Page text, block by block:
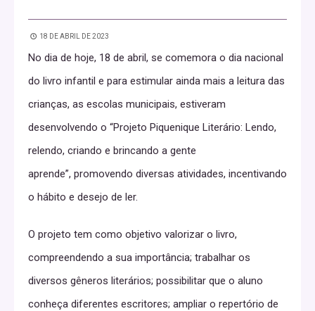
18 DE ABRIL DE 2023
No dia de hoje, 18 de abril, se comemora o dia nacional
do livro infantil e para estimular ainda mais a leitura das
crianças, as escolas municipais, estiveram
desenvolvendo o “Projeto Piquenique Literário: Lendo,
relendo, criando e brincando a gente
aprende”, promovendo diversas atividades, incentivando
o hábito e desejo de ler.
O projeto tem como objetivo valorizar o livro,
compreendendo a sua importância; trabalhar os
diversos gêneros literários; possibilitar que o aluno
conheça diferentes escritores; ampliar o repertório de